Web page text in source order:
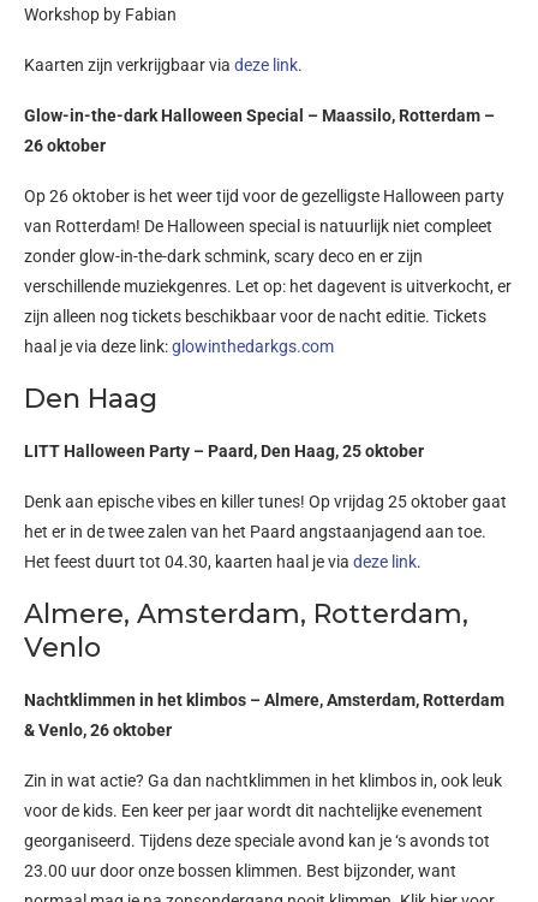
Workshop by Fabian
Kaarten zijn verkrijgbaar via deze link.
Glow-in-the-dark Halloween Special – Maassilo, Rotterdam –
26 oktober
Op 26 oktober is het weer tijd voor de gezelligste Halloween party
van Rotterdam! De Halloween special is natuurlijk niet compleet
zonder glow-in-the-dark schmink, scary deco en er zijn
verschillende muziekgenres. Let op: het dagevent is uitverkocht, er
zijn alleen nog tickets beschikbaar voor de nacht editie. Tickets
haal je via deze link:glowinthedarkgs.com
Den Haag
LITT Halloween Party – Paard, Den Haag, 25 oktober
Denk aan epische vibes en killer tunes! Op vrijdag 25 oktober gaat
het er in de twee zalen van het Paard angstaanjagend aan toe.
Het feest duurt tot 04.30, kaarten haal je via deze link.
Almere, Amsterdam, Rotterdam,
Venlo
Nachtklimmen in het klimbos – Almere, Amsterdam, Rotterdam
& Venlo, 26 oktober
Zin in wat actie? Ga dan nachtklimmen in het klimbos in, ook leuk
voor de kids. Een keer per jaar wordt dit nachtelijke evenement
georganiseerd. Tijdens deze speciale avond kan je ‘s avonds tot
23.00 uur door onze bossen klimmen. Best bijzonder, want